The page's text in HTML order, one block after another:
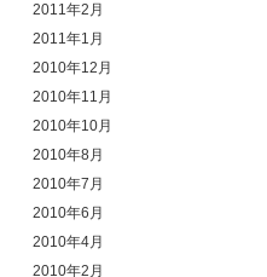
2011年2月
2011年1月
2010年12月
2010年11月
2010年10月
2010年8月
2010年7月
2010年6月
2010年4月
2010年2月